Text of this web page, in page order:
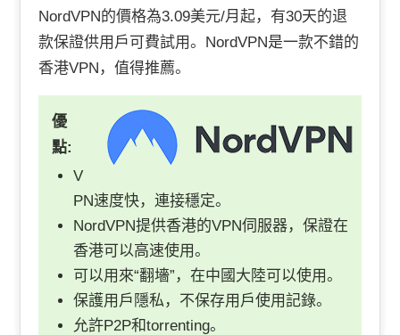
NordVPN的價格為3.09美元/月起，有30天的退
款保證供用戶可費試用。NordVPN是一款不錯的
香港VPN，值得推薦。
優
點:
V
PN速度快，連接穩定。
NordVPN提供香港的VPN伺服器，保證在
香港可以高速使用。
可以用來“翻墻”，在中國大陸可以使用。
保護用戶隱私，不保存用戶使用記錄。
允許P2P和torrenting。